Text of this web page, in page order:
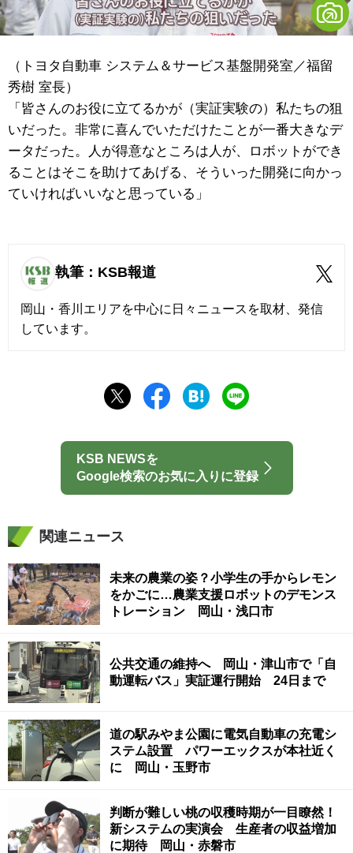
（トヨタ自動車 システム＆サービス基盤開発室／福留
秀樹 室長）
「皆さんのお役に立てるかが（実証実験の）私たちの狙
いだった。非常に喜んでいただけたことが一番大きなデ
ータだった。人が得意なところは人が、ロボットができ
ることはそこを助けてあげる、そういった開発に向かっ
ていければいいなと思っている」
執筆：KSB報道
岡山・香川エリアを中心に日々ニュースを取材、発信
しています。
KSB NEWSを
Google検索のお気に入りに登録
関連ニュース
未来の農業の姿？小学生の手からレモン
をかごに…農業支援ロボットのデモンス
トレーション 岡山・浅口市
公共交通の維持へ 岡山・津山市で「自
動運転バス」実証運行開始 24日まで
道の駅みやま公園に電気自動車の充電シ
ステム設置 パワーエックスが本社近く
に 岡山・玉野市
判断が難しい桃の収穫時期が一目瞭然！
新システムの実演会 生産者の収益増加
に期待 岡山・赤磐市